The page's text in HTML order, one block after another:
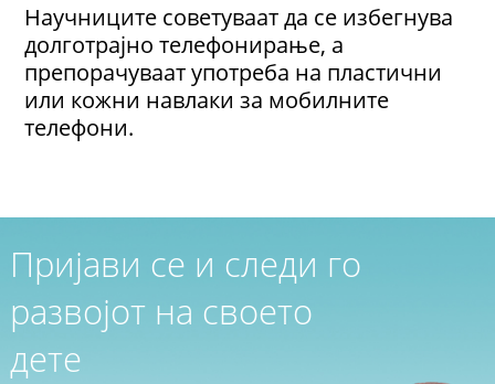
Научниците советуваат да се избегнува
долготрајно телефонирање, а
препорачуваат употреба на пластични
или кожни навлаки за мобилните
телефони.
Пријави се и следи го
развојот на своето
дете